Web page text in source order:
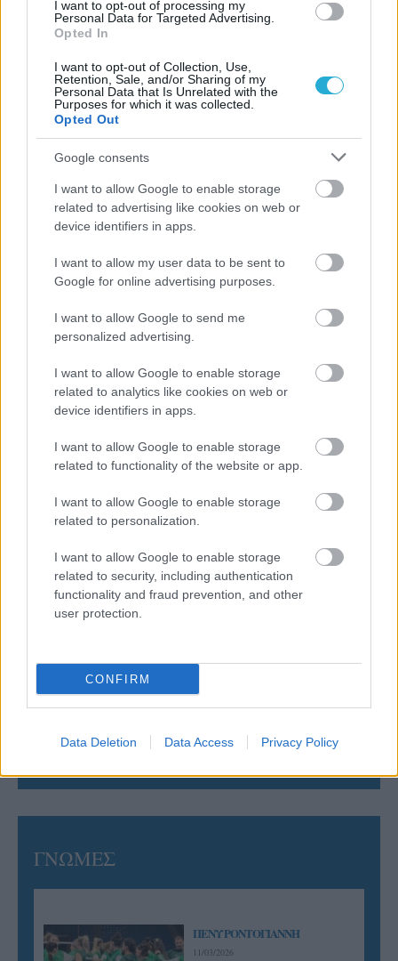
I want to opt-out of processing my
Personal Data for Targeted Advertising.
Opted In
I want to opt-out of Collection, Use,
Retention, Sale, and/or Sharing of my
Personal Data that Is Unrelated with the
Purposes for which it was collected.
Opted Out
Google consents
I want to allow Google to enable storage
related to advertising like cookies on web or
device identifiers in apps.
I want to allow my user data to be sent to
Google for online advertising purposes.
I want to allow Google to send me
personalized advertising.
I want to allow Google to enable storage
related to analytics like cookies on web or
device identifiers in apps.
I want to allow Google to enable storage
related to functionality of the website or app.
I want to allow Google to enable storage
related to personalization.
I want to allow Google to enable storage
related to security, including authentication
functionality and fraud prevention, and other
user protection.
CONFIRM
Data Deletion Data Access Privacy Policy
ΡΟΗ ΕΙΔΗΣΕΩΝ
06/08/2026
Η FIVB σχεδιάζει να διοργανώσει το Παγκόσμιο
Πρωτάθλημα τον Δεκέμβριο – Αντιδρούν οι σύλλογοι
Έτοιμη για… υψηλές πτήσεις η Μπενφίκα του Ψάρρα
με τον «Ιπτάμενο Ολλανδό» Βίλτενμπουργκ
05/08/2026
Ισόπαλο το πρωτο φιλικό τεστ της Εθνικής στο
Προς στρατηγική συνεργασία ΠΑΣΑΠΠ και
Πανεπιστημίου Πατρών
εδάφους με Σουηδία
Η Καλαπόδα, «μία φίλη απ’ τα παλιά», ορθώνει το
ανάστημά της ξανά στη Σαντορίνη
ΓΝΩΜΕΣ
ΠΕΝΥ ΡΟΝΤΟΓΙΑΝΝΗ
11/03/2026